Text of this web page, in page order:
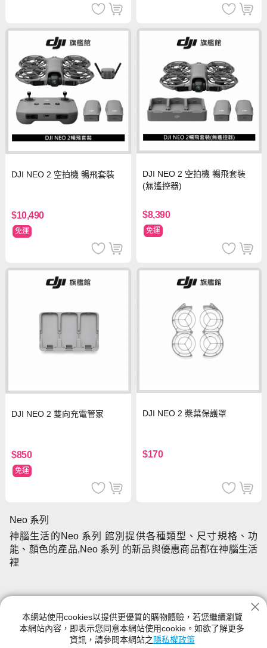
DJI NEO 2 空拍機 暢飛套裝
$10,490
免運
DJI NEO 2 空拍機 暢飛套裝
(無遙控器)
$8,390
免運
DJI NEO 2 雙向充電管家
$850
免運
DJI NEO 2 槳葉保護罩
$170
Neo 系列
神腦生活的Neo 系列 館別提供各種類型、尺寸規格、功
能、顏色的產品,Neo 系列 的新品與優惠商品都在神腦生活
裡
本網站使用cookies以提供更優質的購物體驗，若您繼續瀏覽
本網站內容，即表示您同意本網站使用cookie。如欲了解更多
資訊，請參閱本網站之 隱私權政策